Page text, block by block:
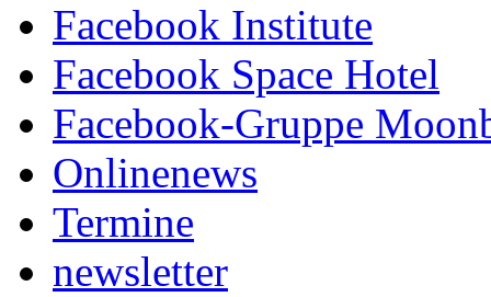
Facebook Institute
Facebook Space Hotel
Facebook-Gruppe
Onlinenews
Termine
newsletter